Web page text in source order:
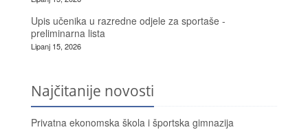
Upis učenika u razredne odjele za sportaše -
preliminarna lista
Lipanj 15, 2026
Najčitanije novosti
Privatna ekonomska škola i športska gimnazija